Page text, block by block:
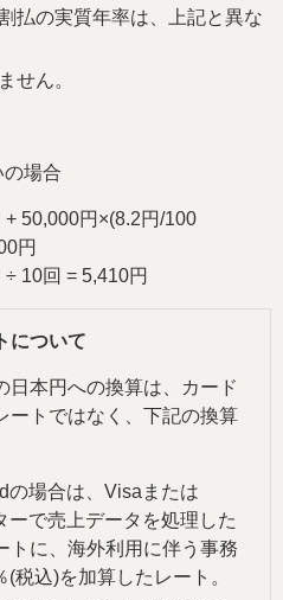
払の実質年率は、上記と異な
せん。
場合
+ 50,000円×(8.2円/100
円
10回 = 5,410円
について
日本円への換算は、カード
ートではなく、下記の換算
の場合は、Visaまたは
ーで売上データを処理した
トに、海外利用に伴う事務
税込)を加算したレート。